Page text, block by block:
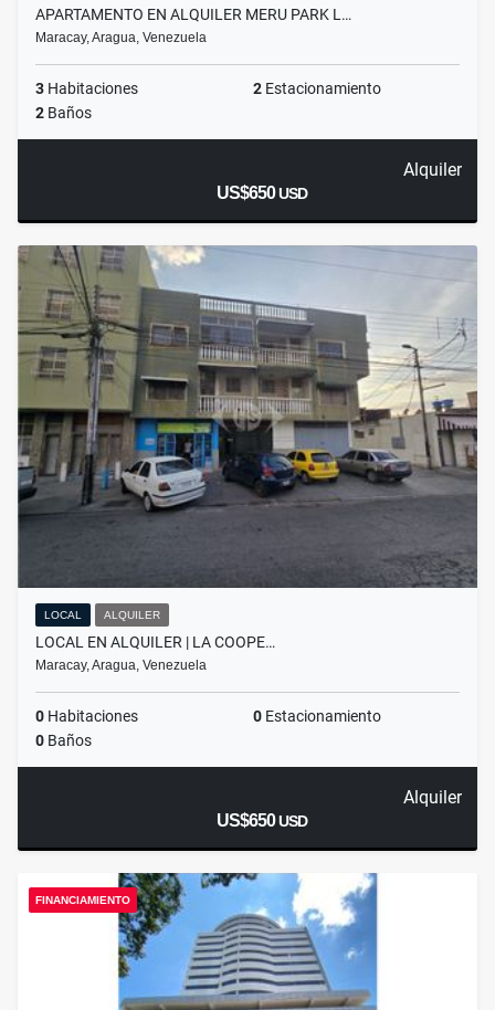
APARTAMENTO EN ALQUILER MERU PARK L…
Maracay, Aragua, Venezuela
3 Habitaciones 2 Estacionamiento
2 Baños
Alquiler
US$650USD
LOCAL ALQUILER
LOCAL EN ALQUILER | LA COOPE…
Maracay, Aragua, Venezuela
0 Habitaciones 0 Estacionamiento
0 Baños
Alquiler
US$650USD
FINANCIAMIENTO